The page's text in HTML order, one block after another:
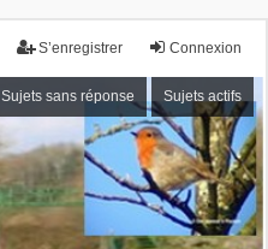
Connexion
S’enregistrer
Sujets sans réponse Sujets actifs